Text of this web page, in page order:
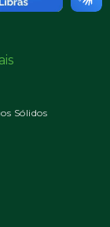
Sólidos